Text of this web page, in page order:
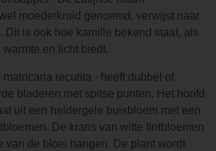
wel moederkruid genoemd, verwijst naar
Dit is ook hoe kamille bekend staat, als
en licht biedt.
matricaria recutita - heeft dubbel of
bladeren met spitse punten. Het hoofd
uit een heldergele buisbloem met een
De krans van witte lintbloemen
van de bloei hangen. De plant wordt